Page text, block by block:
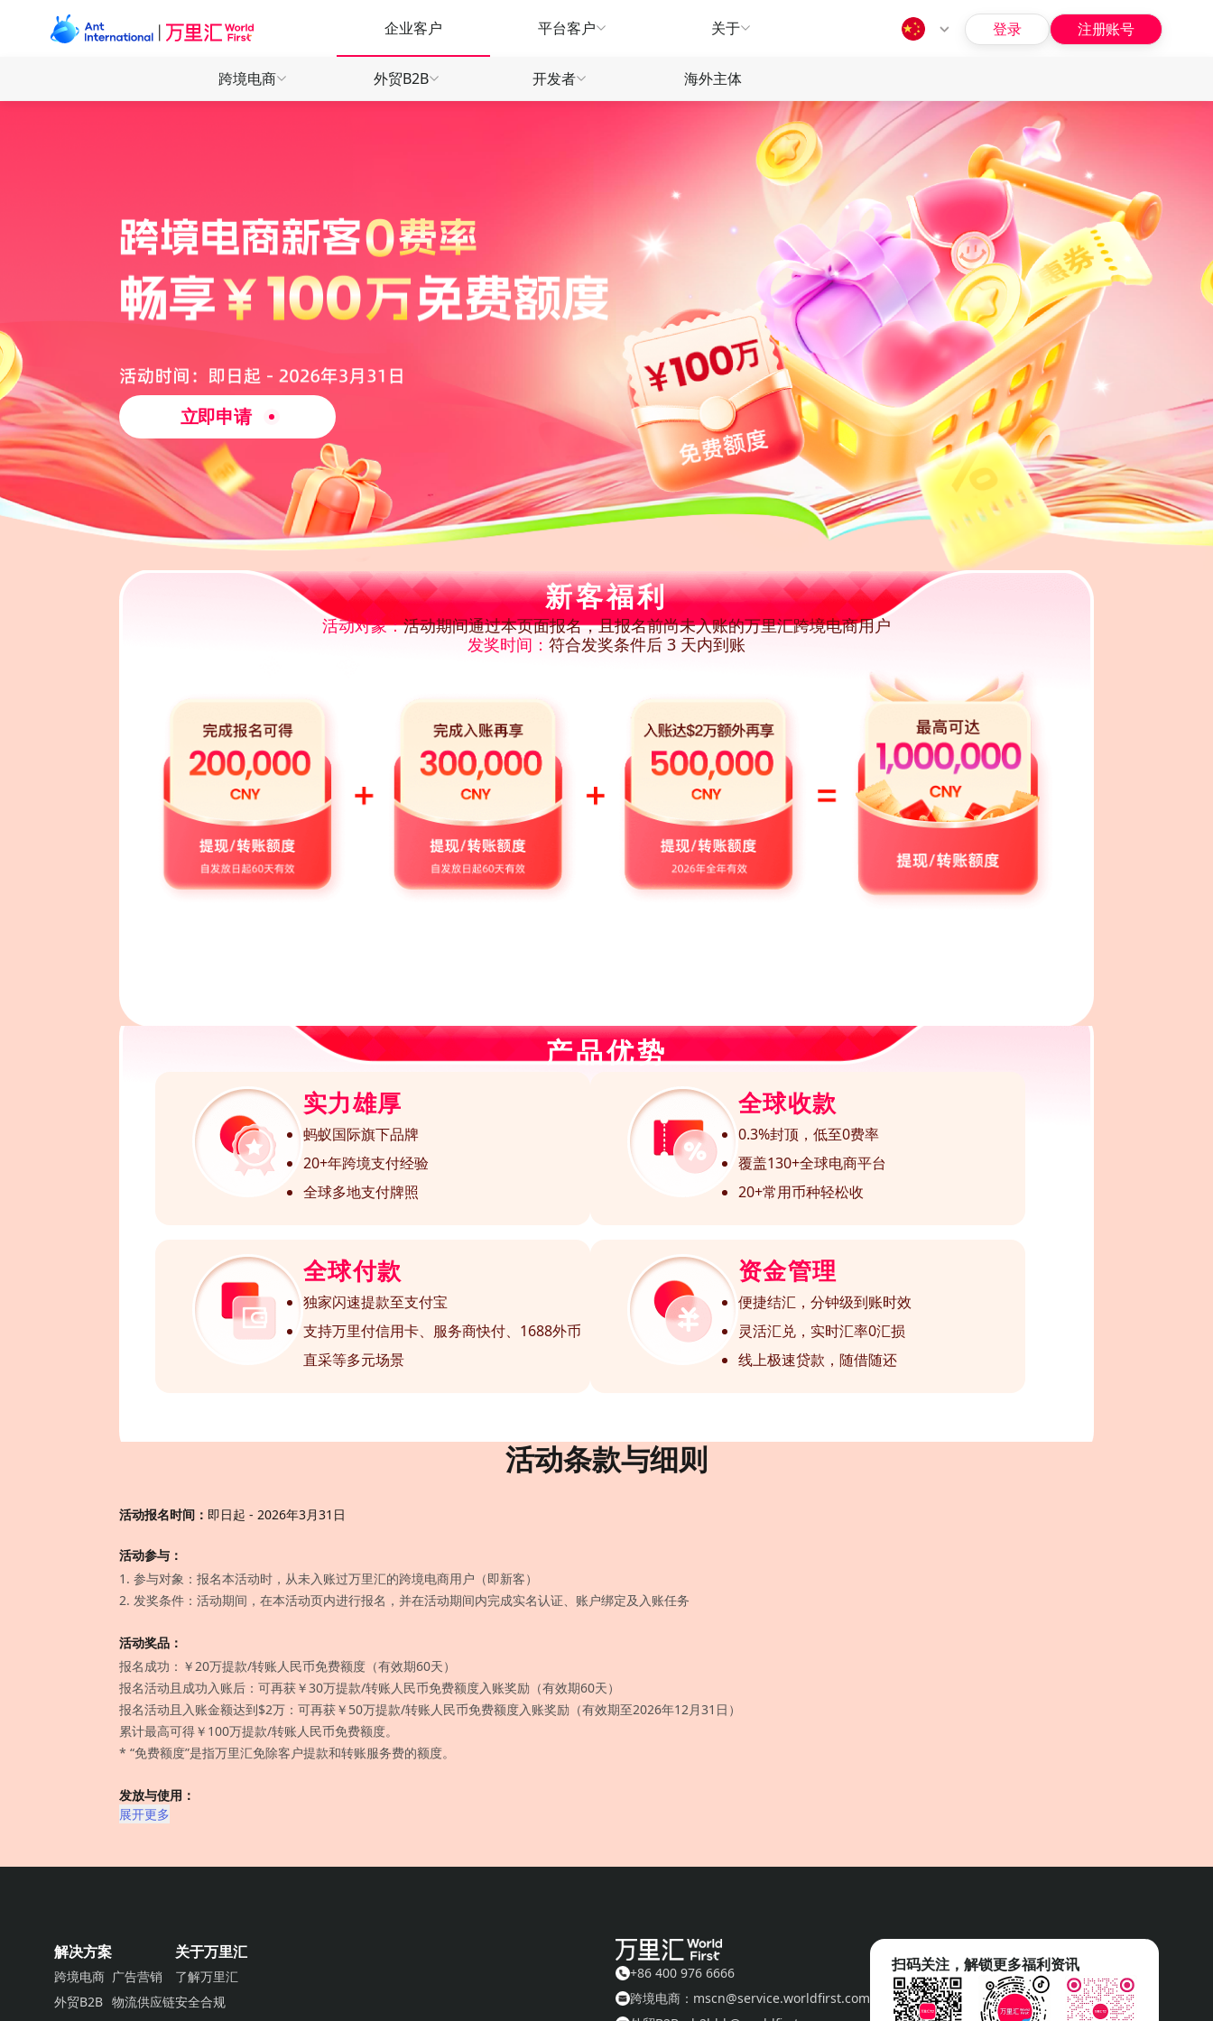
企业客户 平台客户 关于
跨境电商
全球电商 一站收付
直连130+电商平台，轻松拓展全球商机
全球付款
万里付信用卡 全球远航
产品指南
常见问题
合作招募
营销福利
外贸B2B
外贸收款 安心快省
全球多币种收款账户，开启本地收付体验
全球付款
万里付信用卡
常见问题
合作招募
营销福利
开发者
数娱出海 高效敏捷
为数娱开发者提供全场景收付解决方案
万里付信用卡
海外主体
登录 注册账号
立即申请
新客福利
活动对象：活动期间通过本页面报名，且报名前尚未入账的万里汇跨境电商用户
发奖时间： 符合发奖条件后 3 天内到账
产品优势
实力雄厚
蚂蚁国际旗下品牌
20+年跨境支付经验
全球多地支付牌照
全球收款
0.3%封顶，低至0费率
覆盖130+全球电商平台
20+常用币种轻松收
全球付款
独家闪速提款至支付宝
支持万里付信用卡、服务商快付、1688外币
直采等多元场景
资金管理
便捷结汇，分钟级到账时效
灵活汇兑，实时汇率0汇损
线上极速贷款，随借随还
活动条款与细则
活动报名时间： 即日起 - 2026年3月31日
活动参与：
1. 参与对象：报名本活动时，从未入账过万里汇的跨境电商用户（即新客）
2. 发奖条件：活动期间，在本活动页内进行报名，并在活动期间内完成实名认证、账户绑定及入账任务
活动奖品：
报名成功：￥20万提款/转账人民币免费额度（有效期60天）
报名活动且成功入账后：可再获￥30万提款/转账人民币免费额度入账奖励（有效期60天）
报名活动且入账金额达到$2万：可再获￥50万提款/转账人民币免费额度入账奖励（有效期至2026年12月31日）
累计最高可得￥100万提款/转账人民币免费额度。
* “免费额度”是指万里汇免除客户提款和转账服务费的额度。
发放与使用：
展开更多
解决方案
跨境电商
外贸B2B
广告营销
物流供应链
关于万里汇
了解万里汇
安全合规
+86 400 976 6666
跨境电商：mscn@service.worldfirst.com
扫码关注，解锁更多福利资讯